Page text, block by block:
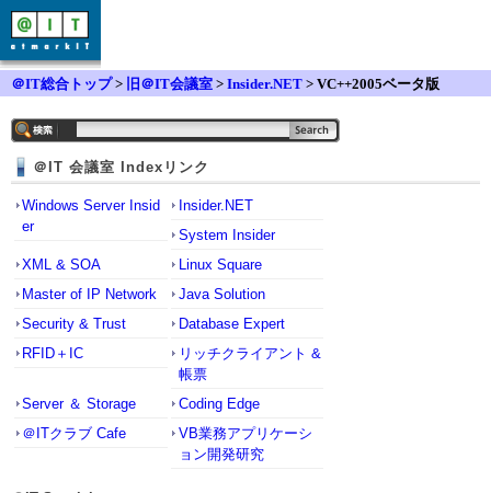
＠IT総合トップ> 旧＠IT会議室 > Insider.NET > VC++2005ベータ版
＠IT 会議室 Indexリンク
Windows Server Insid
er
Insider.NET
System Insider
XML & SOA
Linux Square
Master of IP Network
Java Solution
Security & Trust
Database Expert
RFID＋IC
リッチクライアント &
帳票
Server ＆ Storage
Coding Edge
＠ITクラブ Cafe
VB業務アプリケーシ
ョン開発研究